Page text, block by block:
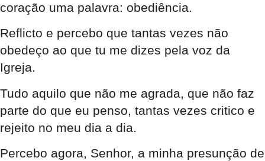
coração uma palavra: obediência.
Reflicto e percebo que tantas vezes não
obedeço ao que tu me dizes pela voz da
Igreja.
Tudo aquilo que não me agrada, que não faz
parte do que eu penso, tantas vezes critico e
rejeito no meu dia a dia.
Percebo agora, Senhor, a minha presunção de